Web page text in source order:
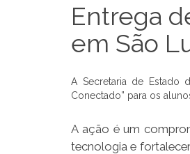
Entrega
em São
A Secretaria de Estado
Conectado” para os
A ação é um
tecnologia e